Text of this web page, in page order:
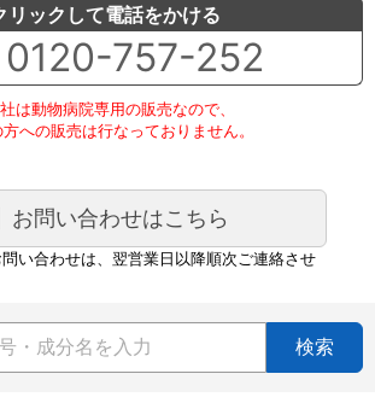
リックして電話をかける
0120-757-252
は動物病院専用の販売なので、
への販売は行なっておりません。
お問い合わせはこちら
い合わせは、翌営業日以降順次ご連絡させ
検索